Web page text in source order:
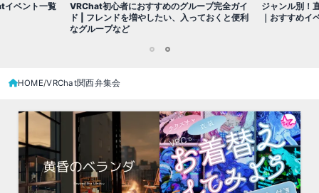
イベント一覧
VRChat初心者におすすめのグループ完全ガイ
ド | フレンドを増やしたい、入っておくと便利
なグループなど
ジャンル別！
｜おすすめイ
HOME VRChat関西弁集会